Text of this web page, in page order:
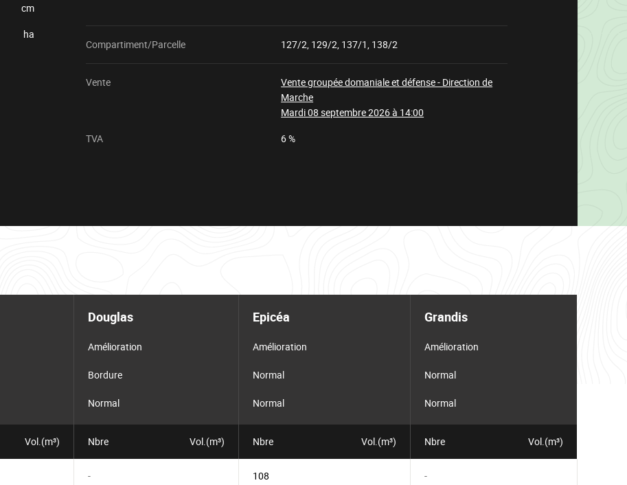
cm
ha
Compartiment/Parcelle 127/2, 129/2, 137/1, 138/2
Vente
Vente groupée domaniale et défense - Direction de
Marche
Mardi 08 septembre 2026 à 14:00
TVA 6 %
Douglas Epicéa Grandis
Amélioration Amélioration Amélioration
Bordure Normal Normal
Normal Normal Normal
Vol.(m³) Nbre Vol.(m³) Nbre Vol.(m³) Nbre Vol.(m³)
- 108 -